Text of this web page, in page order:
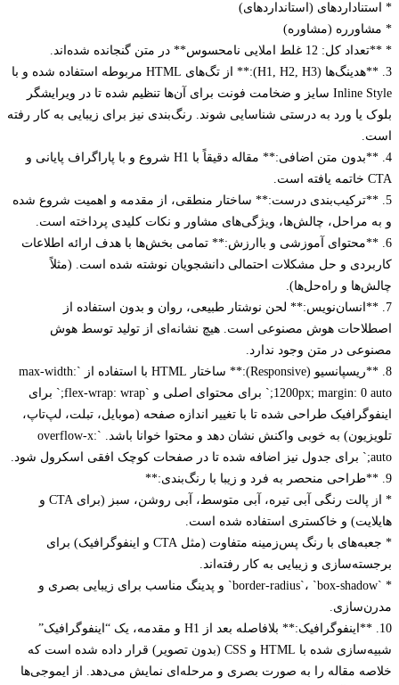
(استانداردهای)
(مشاوره)
املایی نامحسوس** در متن گنجانده شده‌اند.
3. **هدینگ‌ها (H1, H2, H3):** از تگ‌های HTML مربوطه استفاده شده و با
Inline Style سایز و ضخامت فونت برای آن‌ها تنظیم شده تا در ویرایشگر
یا ورد به درستی شناسایی شوند. رنگ‌بندی نیز برای زیبایی به کار رفته
4. **بدون متن اضافی:** مقاله دقیقاً با H1 شروع و با پاراگراف پایانی و
درست:** ساختار منطقی، از مقدمه و اهمیت شروع شده
مراحل، چالش‌ها، ویژگی‌های مشاور و نکات کلیدی پرداخته است.
آموزشی و باارزش:** تمامی بخش‌ها با هدف ارائه اطلاعات
و حل مشکلات احتمالی دانشجویان نوشته شده است. (مثلاً
و راه‌حل‌ها).
لحن نوشتار طبیعی، روان و بدون استفاده از
هوش مصنوعی است. هیچ نشانه‌ای از تولید توسط هوش
در متن وجود ندارد.
8. **ریسپانسیو (Responsive):** ساختار HTML با استفاده از `max-width:
1200px; margin: 0 auto;` برای محتوای اصلی و `flex-wrap: wrap;` برای
طراحی شده تا با تغییر اندازه صفحه (موبایل، تبلت، لپ‌تاپ،
تلویزیون) به خوبی واکنش نشان دهد و محتوا خوانا باشد. `overflow-x:
* از پالت رنگی آبی تیره، آبی متوسط، آبی روشن، سبز (برای CTA و
و خاکستری استفاده شده است.
* جعبه‌های با رنگ پس‌زمینه متفاوت (مثل CTA و اینفوگرافیک) برای
و زیبایی به کار رفته‌اند.
* `border-radius`، `box-shadow` و پدینگ مناسب برای زیبایی بصری و
10. **اینفوگرافیک:** بلافاصله بعد از H1 و مقدمه، یک “اینفوگرافیک”
شبیه‌سازی شده با HTML و CSS (بدون تصویر) قرار داده شده است که
مقاله را به صورت بصری و مرحله‌ای نمایش می‌دهد. از ایموجی‌ها